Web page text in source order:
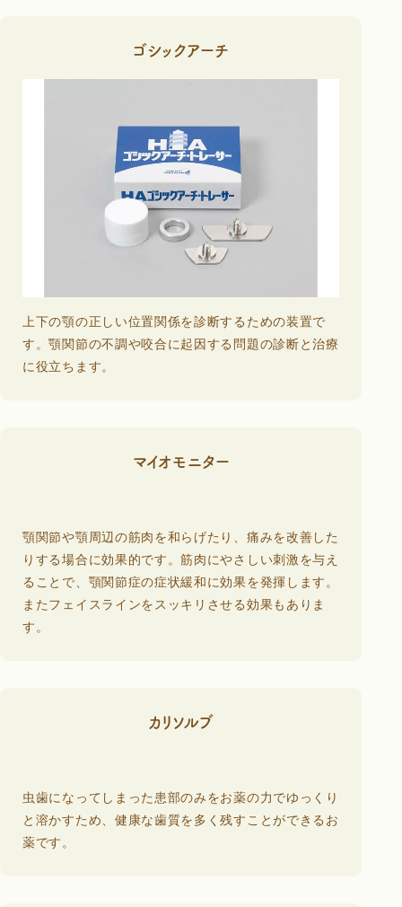
ゴシックアーチ
上下の顎の正しい位置関係を診断するための装置で
す。顎関節の不調や咬合に起因する問題の診断と治療
に役立ちます。
マイオモニター
顎関節や顎周辺の筋肉を和らげたり、痛みを改善した
りする場合に効果的です。筋肉にやさしい刺激を与え
ることで、顎関節症の症状緩和に効果を発揮します。
またフェイスラインをスッキリさせる効果もありま
す。
カリソルブ
虫歯になってしまった患部のみをお薬の力でゆっくり
と溶かすため、健康な歯質を多く残すことができるお
薬です。